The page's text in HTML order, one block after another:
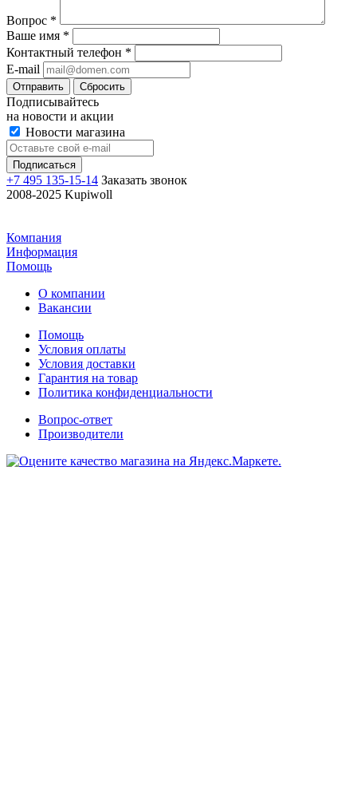
Вопрос *
Ваше имя *
Контактный телефон *
E-mail
Отправить Сбросить
Подписывайтесь
на новости и акции
Новости магазина
+7 495 135-15-14 Заказать звонок
2008-2025 Kupiwoll
Компания
Информация
Помощь
О компании
Вакансии
Помощь
Условия оплаты
Условия доставки
Гарантия на товар
Политика конфиденциальности
Вопрос-ответ
Производители